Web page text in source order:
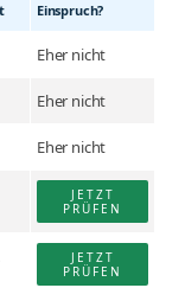
Einspruch?
Eher nicht
Eher nicht
Eher nicht
JETZT
PRÜFEN
JETZT
PRÜFEN